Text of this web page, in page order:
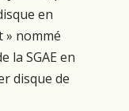
en
» nommé
la SGAE en
disque de